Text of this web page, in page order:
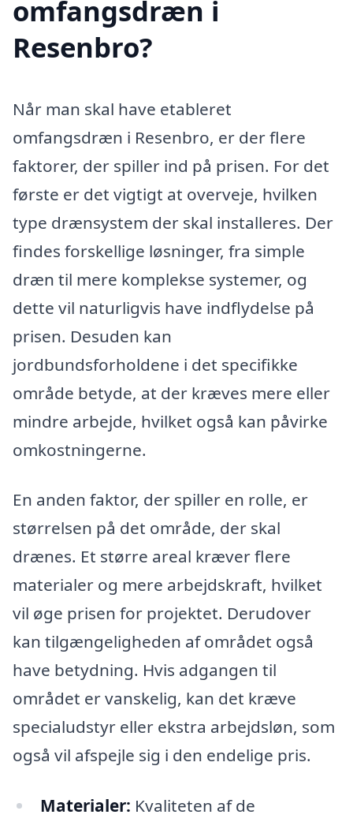
omfangsdræn i
Resenbro?
Når man skal have etableret
omfangsdræn i Resenbro, er der flere
faktorer, der spiller ind på prisen. For det
første er det vigtigt at overveje, hvilken
type drænsystem der skal installeres. Der
findes forskellige løsninger, fra simple
dræn til mere komplekse systemer, og
dette vil naturligvis have indflydelse på
prisen. Desuden kan
jordbundsforholdene i det specifikke
område betyde, at der kræves mere eller
mindre arbejde, hvilket også kan påvirke
omkostningerne.
En anden faktor, der spiller en rolle, er
størrelsen på det område, der skal
drænes. Et større areal kræver flere
materialer og mere arbejdskraft, hvilket
vil øge prisen for projektet. Derudover
kan tilgængeligheden af området også
have betydning. Hvis adgangen til
området er vanskelig, kan det kræve
specialudstyr eller ekstra arbejdsløn, som
også vil afspejle sig i den endelige pris.
Materialer: Kvaliteten af de